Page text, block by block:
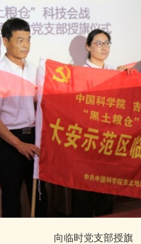
向临时党支部授旗